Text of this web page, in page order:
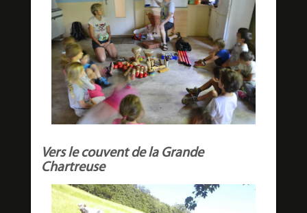
Vers le couvent de la Grande
Chartreuse